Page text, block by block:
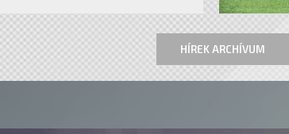
HÍREK ARCHÍVUM